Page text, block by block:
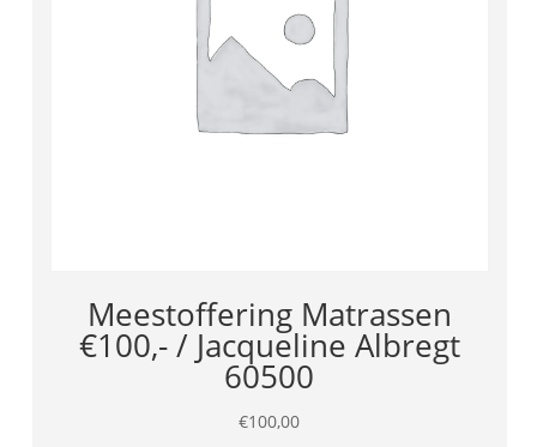
Meestoffering Matrassen
€100,- / Jacqueline Albregt
60500
€100,00